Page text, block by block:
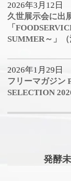
2026年3月12日
久世展示会に出
「
SUMMER～」
2026年1月29日
フリーマガジン
SELECTION
発酵